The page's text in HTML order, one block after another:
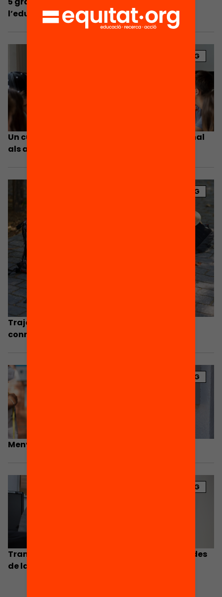
l’educació a Catalunya
BLOG
Un currículum per donar sentit i valor personal
als aprenentatges escolars
BLOG
Trajectòries personals d’aprenentatge: la
connexió de temps i espais educatius
BLOG
Menys desiguals per ser més eficaços
BLOG
Transformar la formació inicial de mestres des
de la perspectiva de la personalització